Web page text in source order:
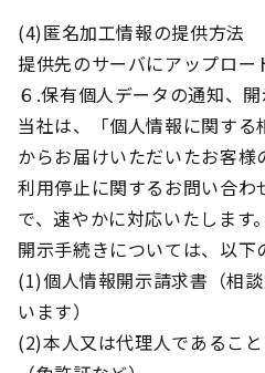
(4)匿名加工情報の提供方法
提供先のサーバにアップロー
６.保有個人データの通知、
当社は、「個人情報に関す
からお届けいただいたお客様
利用停止に関するお問い合わ
で、速やかに対応いたします。
開示手続きについては、以下
(1)個人情報開示請求書（相
います）
(2)本人又は代理人であるこ